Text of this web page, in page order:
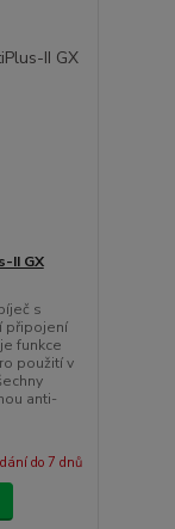
II GX
s
připojení
funkce
použití v
anti-
do 7 dnů